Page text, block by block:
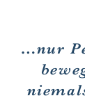
…nur